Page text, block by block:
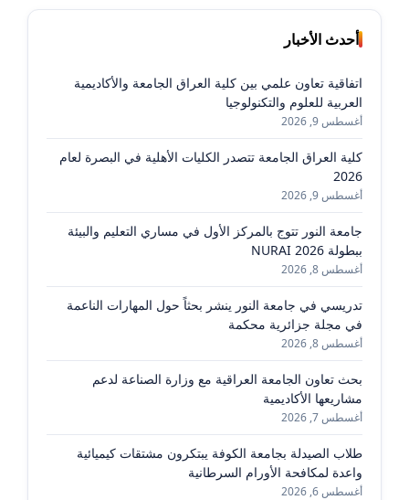
أحدث الأخبار
اتفاقية تعاون علمي بين كلية العراق الجامعة والأكاديمية
العربية للعلوم والتكنولوجيا
أغسطس 9, 2026
كلية العراق الجامعة تتصدر الكليات الأهلية في البصرة لعام
2026
أغسطس 9, 2026
جامعة النور تتوج بالمركز الأول في مساري التعليم والبيئة
ببطولة NURAI 2026
أغسطس 8, 2026
تدريسي في جامعة النور ينشر بحثاً حول المهارات الناعمة
في مجلة جزائرية محكمة
أغسطس 8, 2026
بحث تعاون الجامعة العراقية مع وزارة الصناعة لدعم
مشاريعها الأكاديمية
أغسطس 7, 2026
طلاب الصيدلة بجامعة الكوفة يبتكرون مشتقات كيميائية
واعدة لمكافحة الأورام السرطانية
أغسطس 6, 2026